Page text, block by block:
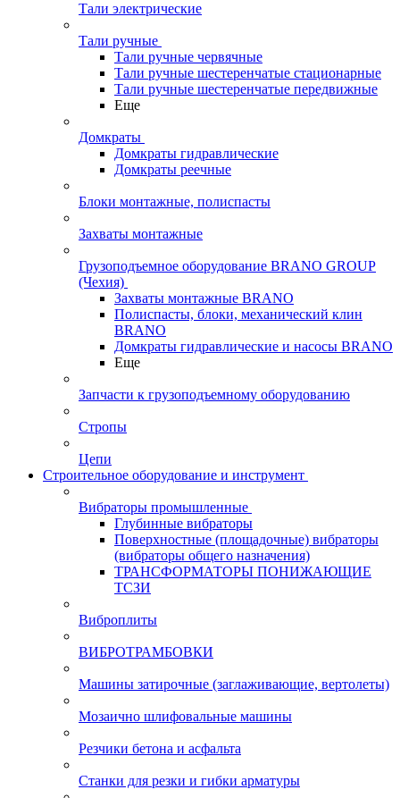
Тали электрические
Тали ручные
Тали ручные червячные
Тали ручные шестеренчатые стационарные
Тали ручные шестеренчатые передвижные
Еще
Домкраты
Домкраты гидравлические
Домкраты реечные
Блоки монтажные, полиспасты
Захваты монтажные
Грузоподъемное оборудование BRANO GROUP
(Чехия)
Захваты монтажные BRANO
Полиспасты, блоки, механический клин
BRANO
Домкраты гидравлические и насосы BRANO
Еще
Запчасти к грузоподъемному оборудованию
Стропы
Цепи
Строительное оборудование и инструмент
Вибраторы промышленные
Глубинные вибраторы
Поверхностные (площадочные) вибраторы
(вибраторы общего назначения)
ТРАНСФОРМАТОРЫ ПОНИЖАЮЩИЕ
ТСЗИ
Виброплиты
ВИБРОТРАМБОВКИ
Машины затирочные (заглаживающие, вертолеты)
Мозаично шлифовальные машины
Резчики бетона и асфальта
Станки для резки и гибки арматуры